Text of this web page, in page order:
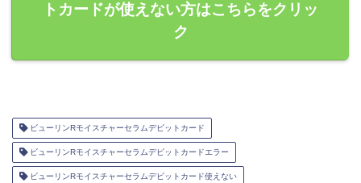
トカードが使えない方はこちらをクリッ
ク
ビューリンRモイスチャーセラムデビットカード
ビューリンRモイスチャーセラムデビットカードエラー
ビューリンRモイスチャーセラムデビットカード使えない